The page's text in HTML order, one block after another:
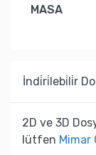
MASA
İndi̇ri̇lebi̇li̇r
2D ve 3D
lütfen Mimar